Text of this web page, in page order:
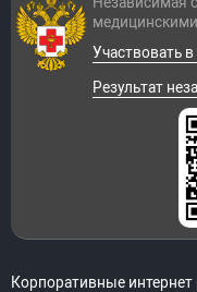
Корпоративные интернет
Участвовать
Результат